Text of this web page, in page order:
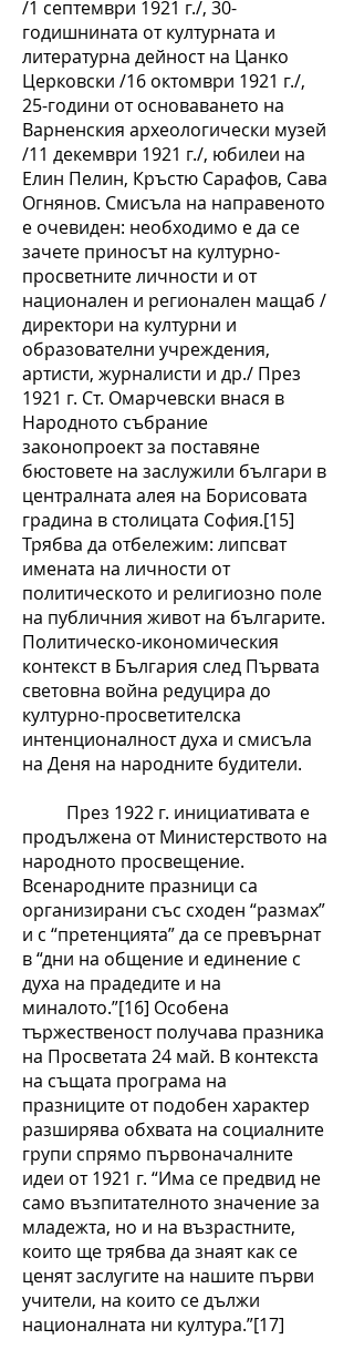
/1 септември 1921 г./, 30-
годишнината от културната и
литературна дейност на Цанко
Церковски /16 октомври 1921 г./,
25-години от основаването на
Варненския археологически музей
/11 декември 1921 г./, юбилеи на
Елин Пелин, Кръстю Сарафов, Сава
Огнянов. Смисъла на направеното
е очевиден: необходимо е да се
зачете приносът на културно-
просветните личности и от
национален и регионален мащаб /
директори на културни и
образователни учреждения,
артисти, журналисти и др./ През
1921 г. Ст. Омарчевски внася в
Народното събрание
законопроект за поставяне
бюстовете на заслужили българи в
централната алея на Борисовата
градина в столицата София.[15]
Трябва да отбележим: липсват
имената на личности от
политическото и религиозно поле
на публичния живот на българите.
Политическо-икономическия
контекст в България след Първата
световна война редуцира до
културно-просветителска
интенционалност духа и смисъла
на Деня на народните будители.
През 1922 г. инициативата е
продължена от Министерството на
народното просвещение.
Всенародните празници са
организирани със сходен “размах”
и с “претенцията” да се превърнат
в “дни на общение и единение с
духа на прадедите и на
миналото.”[16] Особена
тържественост получава празника
на Просветата 24 май. В контекста
на същата програма на
празниците от подобен характер
разширява обхвата на социалните
групи спрямо първоначалните
идеи от 1921 г. “Има се предвид не
само възпитателното значение за
младежта, но и на възрастните,
които ще трябва да знаят как се
ценят заслугите на нашите първи
учители, на които се дължи
националната ни култура.”[17]